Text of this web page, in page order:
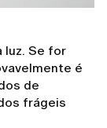
luz. Se for
é
de
frágeis